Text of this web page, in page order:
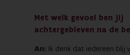
Met welk gevoel ben jij
achtergebleven na de
An: Ik denk dat iedereen blij